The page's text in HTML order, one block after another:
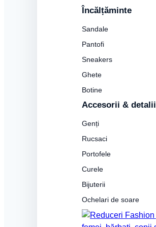
Încălțăminte
Sandale
Pantofi
Sneakers
Ghete
Botine
Accesorii & detalii
Genți
Rucsaci
Portofele
Curele
Bijuterii
Ochelari de soare